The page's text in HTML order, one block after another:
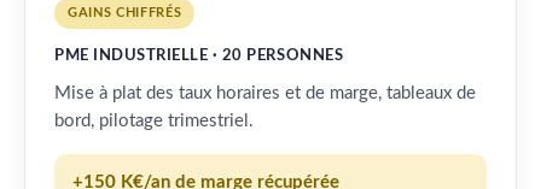
GAINS CHIFFRÉS
PME INDUSTRIELLE · 20 PERSONNES
Mise à plat des taux horaires et de marge, tableaux de
bord, pilotage trimestriel.
+150 K€/an de marge récupérée